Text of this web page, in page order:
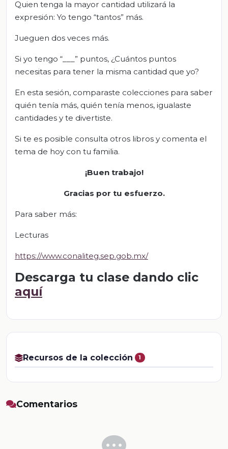
Quien tenga la mayor cantidad utilizará la
expresión: Yo tengo “tantos” más.
Jueguen dos veces más.
Si yo tengo “___” puntos, ¿Cuántos puntos
necesitas para tener la misma cantidad que yo?
En esta sesión, comparaste colecciones para saber
quién tenía más, quién tenía menos, igualaste
cantidades y te divertiste.
Si te es posible consulta otros libros y comenta el
tema de hoy con tu familia.
¡Buen trabajo!
Gracias por tu esfuerzo.
Para saber más:
Lecturas
https://www.conaliteg.sep.gob.mx/
Descarga tu clase dando clic
aquí
Recursos de la colección 1
Comentarios